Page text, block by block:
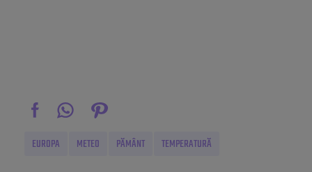
EUROPA METEO PĂMÂNT TEMPERATURĂ